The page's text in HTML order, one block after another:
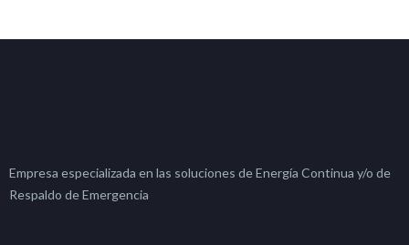
Empresa especializada en las soluciones de Energía Continua y/o de
Respaldo de Emergencia